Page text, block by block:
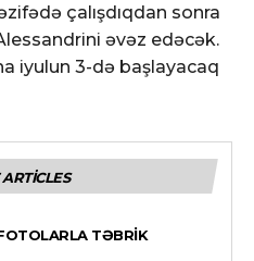
çalışdıqdan sonra
əvəz edəcək.
iyulun 3-də başlayacaq
TƏBRIK